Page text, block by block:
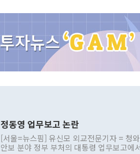
정동영 업무보고 논란
[서울=뉴스핌] 유신모 외교전문기자 = 청
안보 분야 정부 부처의 대통령 업무보고에